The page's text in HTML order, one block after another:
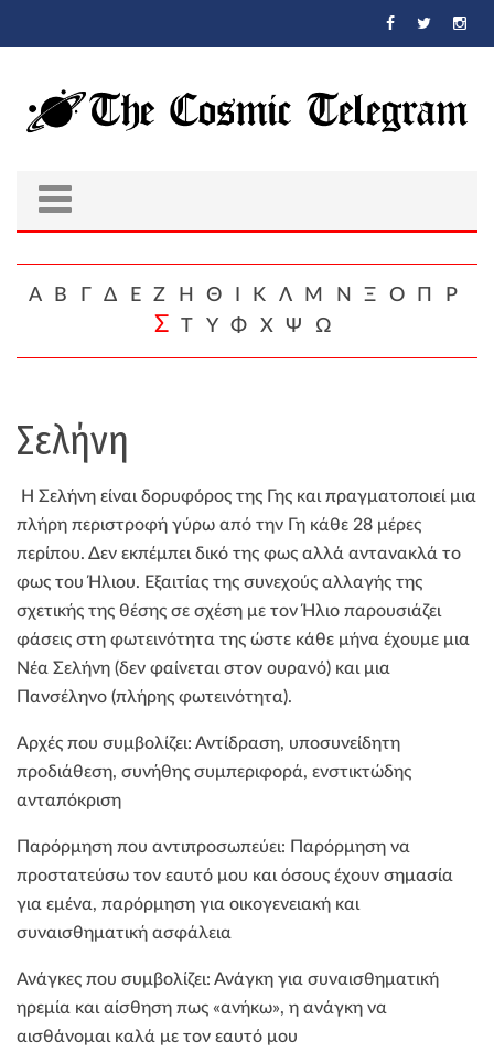
Α Β Γ Δ Ε Ζ Η Θ Κ Λ Μ Ν Ξ Ο Π Ρ
Σ Τ Υ Φ Χ Ψ Ω
Σελήνη
Η Σελήνη είναι δορυφόρος της Γης και πραγματοποιεί μια
πλήρη περιστροφή γύρω από την Γη κάθε 28 μέρες
περίπου. Δεν εκπέμπει δικό της φως αλλά αντανακλά το
φως του Ήλιου. Εξαιτίας της συνεχούς αλλαγής της
σχετικής της θέσης σε σχέση με τον Ήλιο παρουσιάζει
φάσεις στη φωτεινότητα της ώστε κάθε μήνα έχουμε μια
Νέα Σελήνη (δεν φαίνεται στον ουρανό) και μια
Πανσέληνο (πλήρης φωτεινότητα).
Αρχές που συμβολίζει: Αντίδραση, υποσυνείδητη
προδιάθεση, συνήθης συμπεριφορά, ενστικτώδης
ανταπόκριση
Παρόρμηση που αντιπροσωπεύει: Παρόρμηση να
προστατεύσω τον εαυτό μου και όσους έχουν σημασία
για εμένα, παρόρμηση για οικογενειακή και
συναισθηματική ασφάλεια
Ανάγκες που συμβολίζει: Ανάγκη για συναισθηματική
ηρεμία και αίσθηση πως «ανήκω», η ανάγκη να
αισθάνομαι καλά με τον εαυτό μου